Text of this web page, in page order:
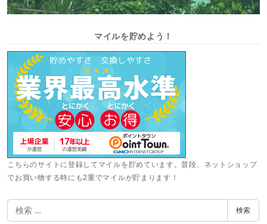
マイルを貯めよう！
こちらのサイトに登録してマイルを貯めています。普段、ネットショップ
でお買い物する時にも2重でマイルが貯まります！
検
索
検索